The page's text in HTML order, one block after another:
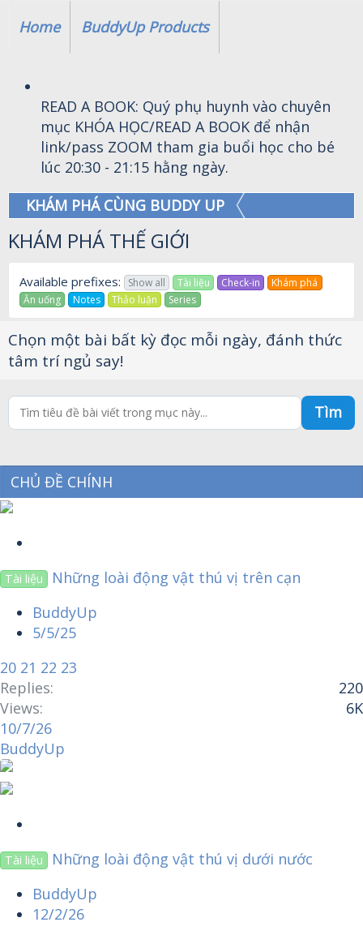
Home BuddyUp Products
READ A BOOK: Quý phụ huynh vào chuyên
mục KHÓA HỌC/READ A BOOK để nhận
link/pass ZOOM tham gia buổi học cho bé
lúc 20:30 - 21:15 hằng ngày.
KHÁM PHÁ CÙNG BUDDY UP
KHÁM PHÁ THẾ GIỚI
Available prefixes: Show all Tài liệu Check-in
Khám phá
Ăn uống
Notes Thảo luận Series
Chọn một bài bất kỳ đọc mỗi ngày, đánh thức
tâm trí ngủ say!
Tìm
CHỦ ĐỀ CHÍNH
i
c
k
y
Tài liệu
Những loài động vật thú vị trên cạn
BuddyUp
5/5/25
20 21 22 23
Replies
220
Views
6K
10/7/26
BuddyUp
i
c
k
y
Tài liệu
Những loài động vật thú vị dưới nước
BuddyUp
12/2/26